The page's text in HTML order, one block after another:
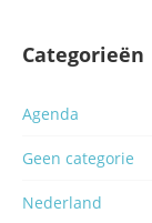
Categorieën
Agenda
Geen categorie
Nederland